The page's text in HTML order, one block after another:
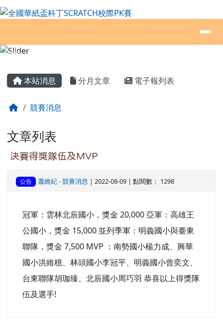
跳至主內容區
全國華紙盃科丁SCRATCH校際PK賽
本站消息 分月文章 電子報列表
回首頁競賽消息
文章列表
決賽得獎隊伍及MVP
公告 蕭維紀-競賽消息 | 2022-08-09 | 點閱數： 1298
冠軍：雲林北辰國小，獎金 20,000 亞軍：高雄王
公國小，獎金 15,000 並列季軍：明義國小與臺東
聯隊，獎金 7,500 MVP ：南勢國小楊力成、興華
國小洪維檍、林頭國小李冠平、明義國小曾奕文、
台東聯隊胡珈臻、北辰國小周巧羽 恭喜以上得獎隊
伍及選手!